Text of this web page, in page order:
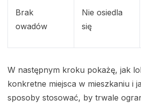
Brak
owadów
Nie osiedla
się
W następnym kroku pokażę, jak
konkretne miejsca w mieszkaniu i
sposoby stosować, by trwale